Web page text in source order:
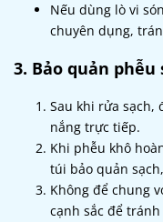
Nếu dùng lò vi
chuyên dụng,
3. Bảo quản
Sau khi rửa sạch,
nắng trực tiếp.
Khi phễu khô
túi bảo quản
Không để chung
cạnh sắc để